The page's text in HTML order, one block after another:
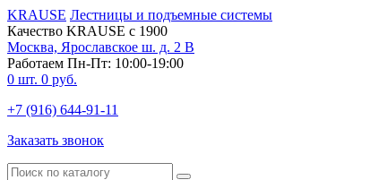
KRAUSE Лестницы и подъемные системы
Качество KRAUSE с 1900
Москва, Ярославское ш. д. 2 В
Работаем Пн-Пт: 10:00-19:00
0 шт. 0 руб.
+7 (916) 644-91-11
Заказать звонок